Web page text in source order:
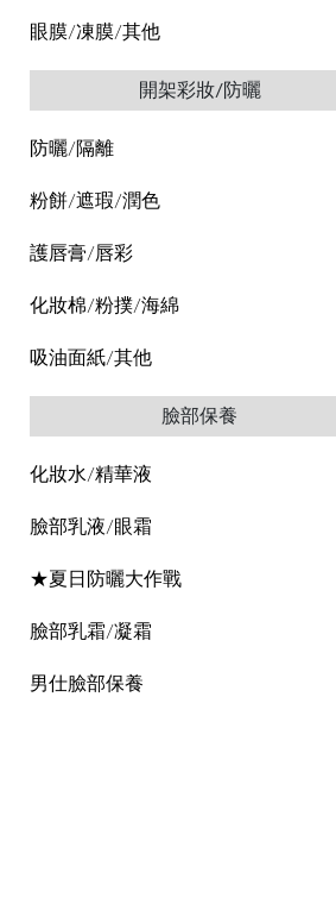
眼膜/凍膜/其他
開架彩妝/防曬
防曬/隔離
粉餅/遮瑕/潤色
護唇膏/唇彩
化妝棉/粉撲/海綿
吸油面紙/其他
臉部保養
化妝水/精華液
臉部乳液/眼霜
★夏日防曬大作戰
臉部乳霜/凝霜
男仕臉部保養